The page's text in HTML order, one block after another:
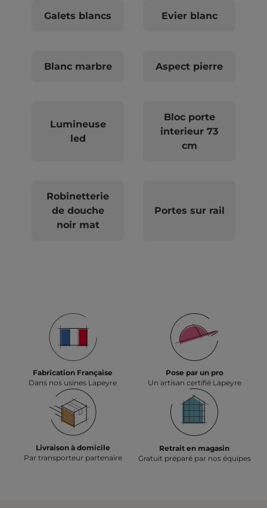
Galets blancs Evier blanc
Blanc marbre Aspect pierre
Lumineuse
led
Bloc porte
interieur 73
cm
Robinetterie
de douche
noir mat
Portes sur rail
Fabrication Française
Dans nos usines Lapeyre
Pose par un pro
Un artisan certifié Lapeyre
Livraison à domicile
Par transporteur partenaire
Retrait en magasin
Gratuit préparé par nos équipes